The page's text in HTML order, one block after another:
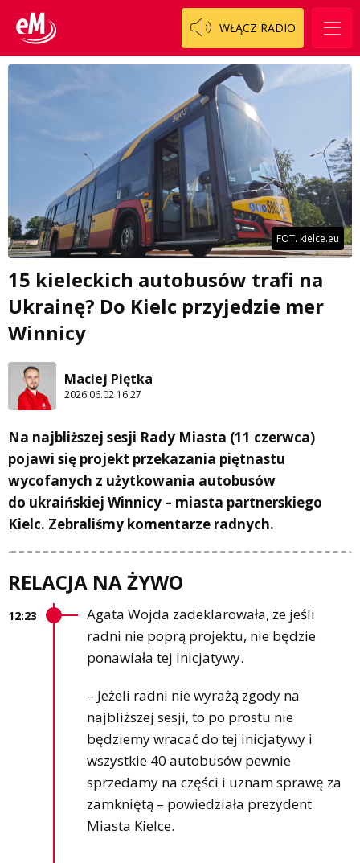
WŁĄCZ RADIO
FOT. kielce.eu
15 kieleckich autobusów trafi na
Ukrainę? Do Kielc przyjedzie mer
Winnicy
Maciej Piętka
2026.06.02 16:27
Na najbliższej sesji Rady Miasta (11 czerwca)
pojawi się projekt przekazania piętnastu
wycofanych z użytkowania autobusów
do ukraińskiej Winnicy – miasta partnerskiego
Kielc. Zebraliśmy komentarze radnych.
RELACJA NA ŻYWO
12:23
Agata Wojda zadeklarowała, że jeśli
radni nie poprą projektu, nie będzie
ponawiała tej inicjatywy.
– Jeżeli radni nie wyrażą zgody na
najbliższej sesji, to po prostu nie
będziemy wracać do tej inicjatywy i
wszystkie 40 autobusów pewnie
sprzedamy na części i uznam sprawę za
zamkniętą – powiedziała prezydent
Miasta Kielce.